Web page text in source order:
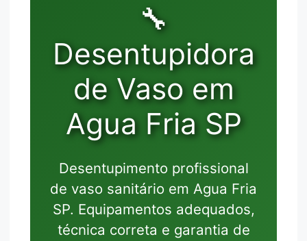
🔧
Desentupidora
de Vaso em
Agua Fria SP
Desentupimento profissional
de vaso sanitário em Agua Fria
SP. Equipamentos adequados,
técnica correta e garantia de